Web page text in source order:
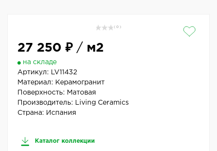
( 0 )
27 250 ₽/ м2
на складе
Артикул:
LV11432
Материал: Керамогранит
Поверхность: Матовая
Производитель:
Living Ceramics
Страна: Испания
Каталог коллекции